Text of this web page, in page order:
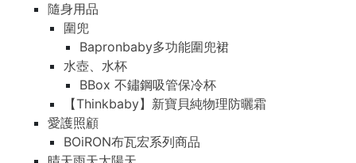
隨身用品
圍兜
Bapronbaby多功能圍兜裙
水壺、水杯
BBox 不鏽鋼吸管保冷杯
【Thinkbaby】新寶貝純物理防曬霜
愛護照顧
BOiRON布瓦宏系列商品